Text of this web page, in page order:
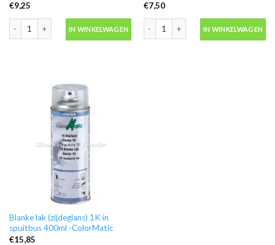
€9,25
Motip Carat 008102 blanke lak hoogglans deco art lak in 400ml spuitbus
IN WINKELWAGEN
€7,50
Blanke hoogglans acryl hg doe het
IN WINKELWAGEN
Blanke lak (zijdeglans) 1K in
spuitbus 400ml -ColorMatic
€15,85